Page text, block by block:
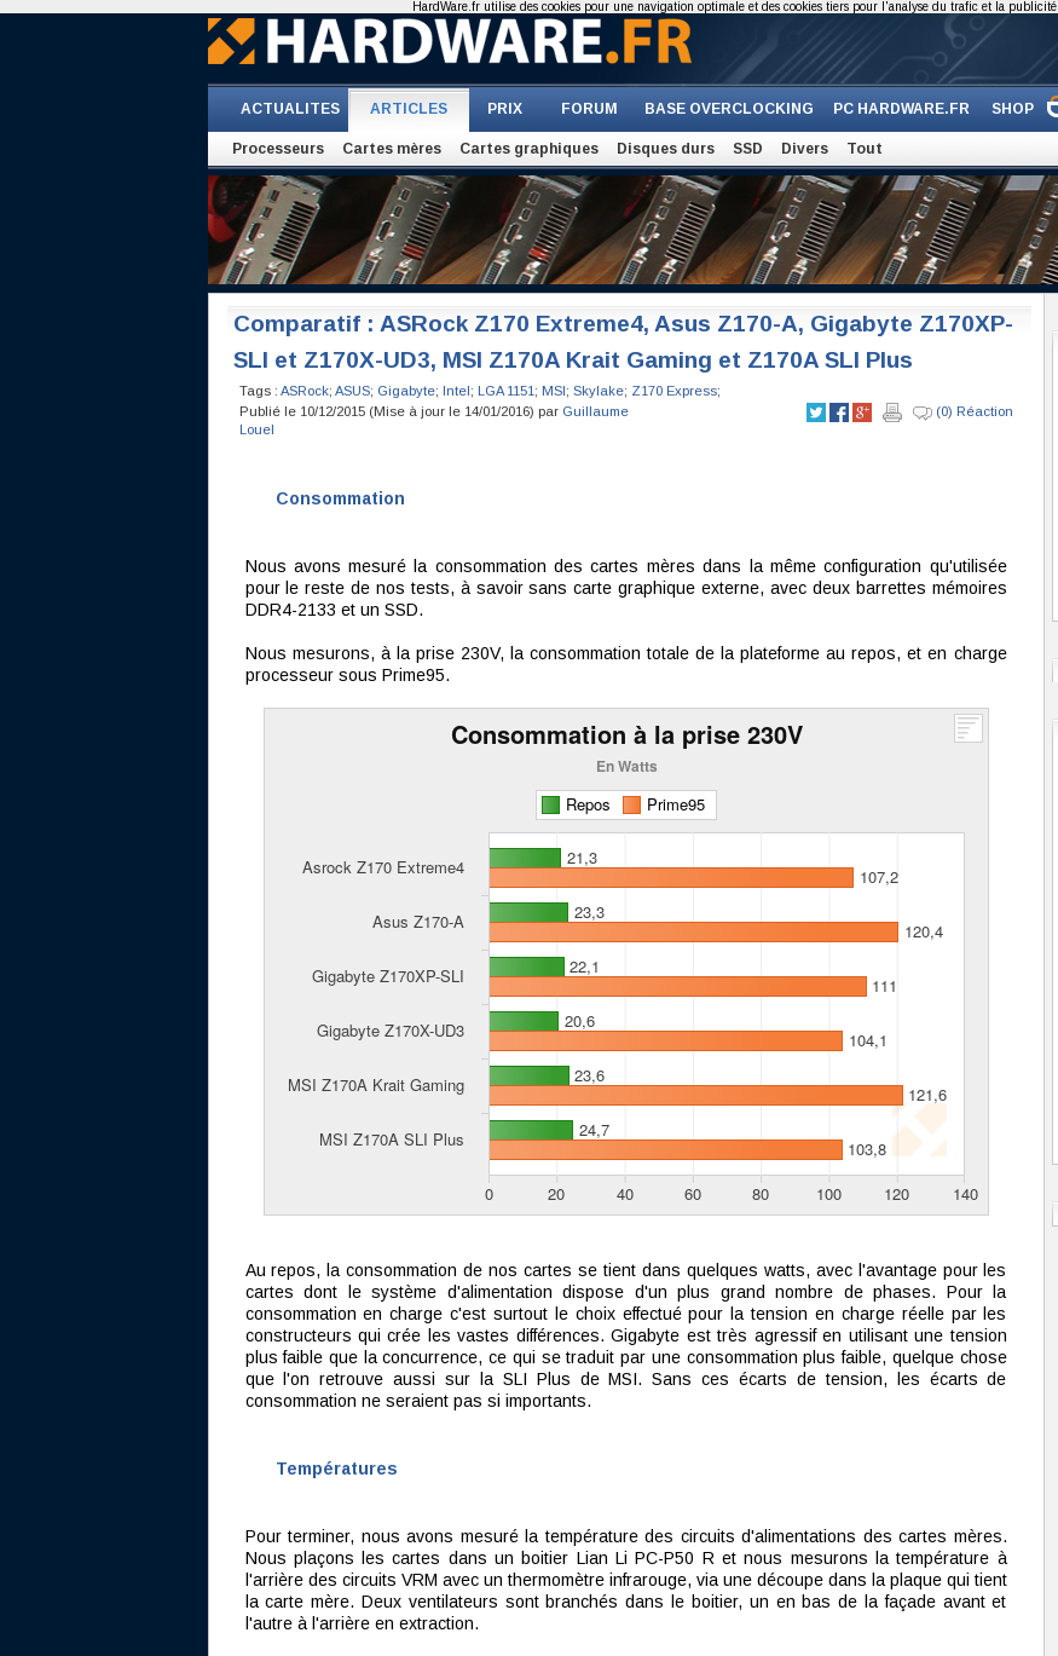
ACTUALITES ARTICLES PRIX FORUM BASE OVERCLOCKING PC HARDWARE.FR SHOP
Processeurs Cartes mères Cartes graphiques Disques durs SSD Divers Tout
Comparatif : ASRock Z170 Extreme4, Asus Z170-A, Gigabyte Z170XP-
SLI et Z170X-UD3, MSI Z170A Krait Gaming et Z170A SLI Plus
Tags : ASRock; ASUS; Gigabyte; Intel; LGA 1151 ; MSI; Skylake; Z170 Express;
Publié le 10/12/2015 (Mise à jour le 14/01/2016) par Guillaume
Louel
(0) Réaction
Consommation
Nous avons mesuré la consommation des cartes mères dans la même configuration qu'utilisée
pour le reste de nos tests, à savoir sans carte graphique externe, avec deux barrettes mémoires
DDR4-2133 et un SSD.
Nous mesurons, à la prise 230V, la consommation totale de la plateforme au repos, et en charge
processeur sous Prime95.
Au repos, la consommation de nos cartes se tient dans quelques watts, avec l'avantage pour les
cartes dont le système d'alimentation dispose d'un plus grand nombre de phases. Pour la
consommation en charge c'est surtout le choix effectué pour la tension en charge réelle par les
constructeurs qui crée les vastes différences. Gigabyte est très agressif en utilisant une tension
plus faible que la concurrence, ce qui se traduit par une consommation plus faible, quelque chose
que l'on retrouve aussi sur la SLI Plus de MSI. Sans ces écarts de tension, les écarts de
consommation ne seraient pas si importants.
Températures
Pour terminer, nous avons mesuré la température des circuits d'alimentations des cartes mères.
Nous plaçons les cartes dans un boitier Lian Li PC-P50 R et nous mesurons la température à
l'arrière des circuits VRM avec un thermomètre infrarouge, via une découpe dans la plaque qui tient
la carte mère. Deux ventilateurs sont branchés dans le boitier, un en bas de la façade avant et
l'autre à l'arrière en extraction.
HardWare.fr utilise des cookies pour une navigation optimale et des cookies tiers pour l'analyse du trafic et la publicité